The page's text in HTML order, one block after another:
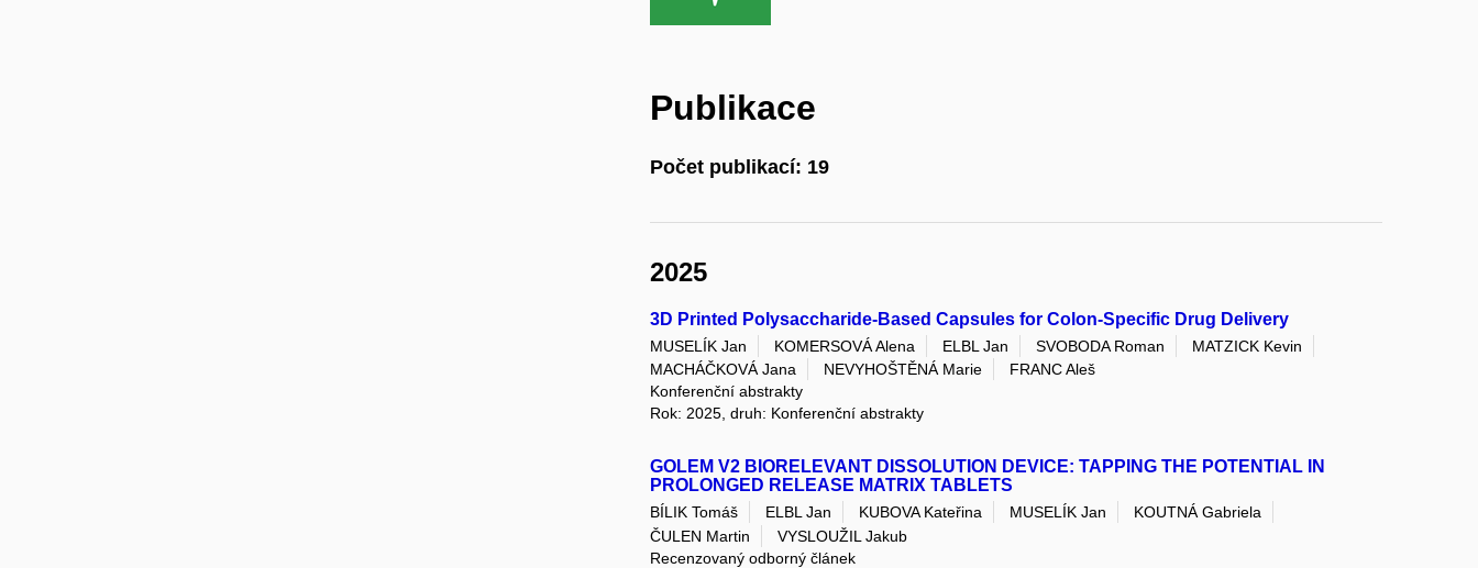
Publikace
Počet publikací: 19
2025
3D Printed Polysaccharide-Based Capsules for Colon-Specific Drug Delivery
MUSELÍK Jan KOMERSOVÁ Alena ELBL Jan SVOBODA Roman
MATZICK Kevin
MACHÁČKOVÁ Jana
NEVYHOŠTĚNÁ Marie
FRANC Aleš
Konferenční abstrakty
Rok: 2025, druh: Konferenční abstrakty
GOLEM V2 BIORELEVANT DISSOLUTION DEVICE: TAPPING THE POTENTIAL IN
PROLONGED RELEASE MATRIX TABLETS
BÍLIK Tomáš ELBL Jan KUBOVA Kateřina MUSELÍK Jan
KOUTNÁ Gabriela
ČULEN Martin
VYSLOUŽIL Jakub
Recenzovaný odborný článek